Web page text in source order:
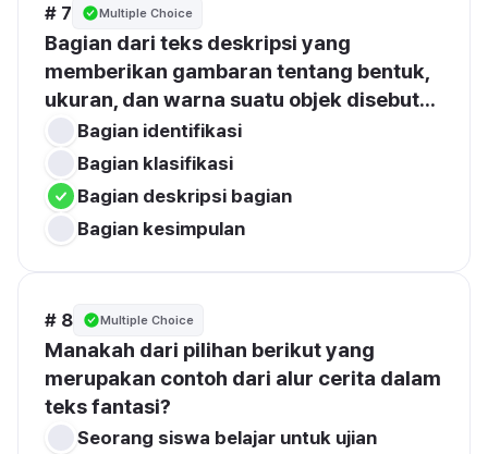
# 7 Multiple Choice
Bagian dari teks deskripsi yang
memberikan gambaran tentang bentuk,
ukuran, dan warna suatu objek disebut...
Bagian identifikasi
Bagian klasifikasi
Bagian deskripsi bagian
Bagian kesimpulan
# 8 Multiple Choice
Manakah dari pilihan berikut yang
merupakan contoh dari alur cerita dalam
teks fantasi?
Seorang siswa belajar untuk ujian